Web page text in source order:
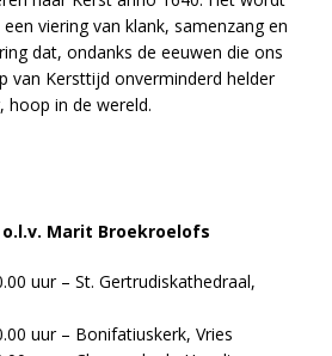
viering van klank, samenzang en
dat, ondanks de eeuwen die ons
van Kersttijd onverminderd helder
hoop in de wereld.
Marit Broekroelofs
uur – St. Gertrudiskathedraal,
uur – Bonifatiuskerk, Vries